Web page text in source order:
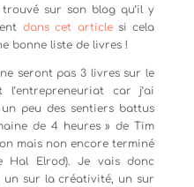
trouvé sur son blog qu’il y
dans cet articlesi cela
bonne liste de livres !
seront pas 3 livres sur le
l’entrepreneuriat car j’ai
peu des sentiers battus
de 4 heures » de Tim
mais non encore terminé
Hal Elrod). Je vais donc
un sur la créativité, un sur